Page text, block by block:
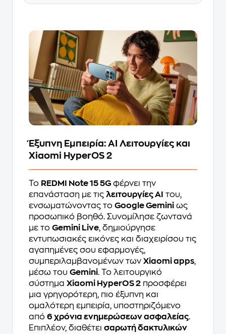
Έξυπνη Εμπειρία: AI Λειτουργίες και
Xiaomi HyperOS 2
Το REDMI Note 15 5G φέρνει την
επανάσταση με τις λειτουργίες AI του,
ενσωματώνοντας το Google Gemini ως
προσωπικό βοηθό. Συνομίλησε ζωντανά
με το Gemini Live, δημιούργησε
εντυπωσιακές εικόνες και διαχειρίσου τις
αγαπημένες σου εφαρμογές,
συμπεριλαμβανομένων των Xiaomi apps,
μέσω του Gemini. Το λειτουργικό
σύστημα Xiaomi HyperOS 2 προσφέρει
μια γρηγορότερη, πιο έξυπνη και
ομαλότερη εμπειρία, υποστηριζόμενο
από 6 χρόνια ενημερώσεων ασφαλείας.
Επιπλέον, διαθέτει σαρωτή δακτυλικών